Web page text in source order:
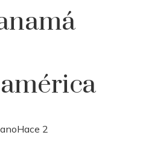
Hace 2